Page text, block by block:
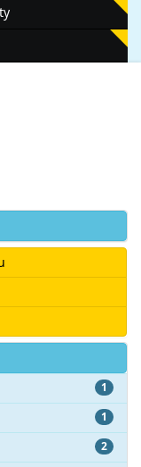
1
1
2